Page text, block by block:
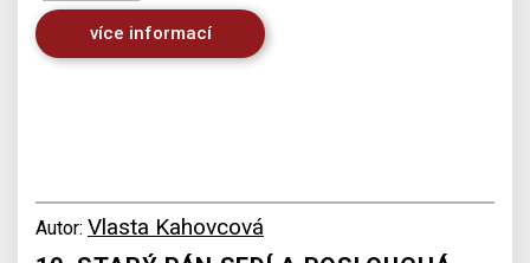
více informací
Autor: Vlasta Kahovcová